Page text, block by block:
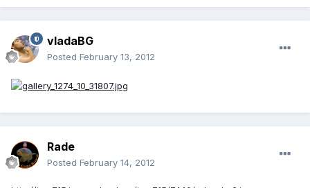
vladaBG
Posted February 13, 2012
Rade
Posted February 14, 2012